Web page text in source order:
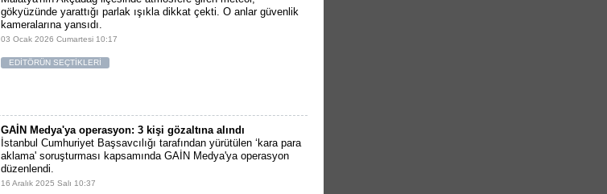
gökyüzünde yarattığı parlak ışıkla dikkat çekti. O anlar güvenlik
kameralarına yansıdı.
03 Ocak 2026 Cumartesi 10:17
EDİTÖRÜN SEÇTİKLERİ
GAİN Medya'ya operasyon: 3 kişi gözaltına alındı
İstanbul Cumhuriyet Başsavcılığı tarafından yürütülen ‘kara para
aklama' soruşturması kapsamında GAİN Medya'ya operasyon
düzenlendi.
16 Aralık 2025 Salı 10:37